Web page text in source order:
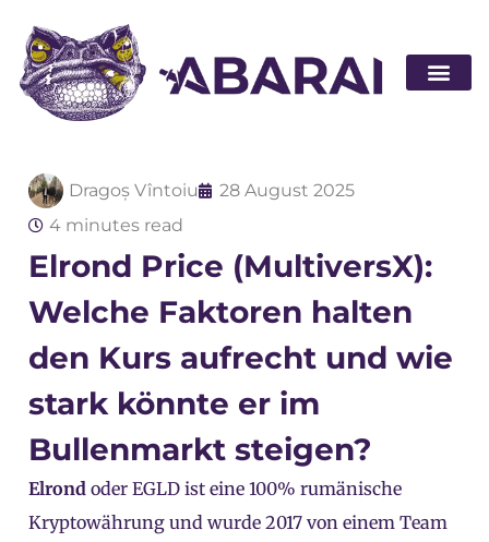
Dragoș Vîntoiu
28 August 2025
4 minutes read
Elrond Price (MultiversX):
Welche Faktoren halten
den Kurs aufrecht und wie
stark könnte er im
Bullenmarkt steigen?
Elrond oder EGLD ist eine 100% rumänische
Kryptowährung und wurde 2017 von einem Team